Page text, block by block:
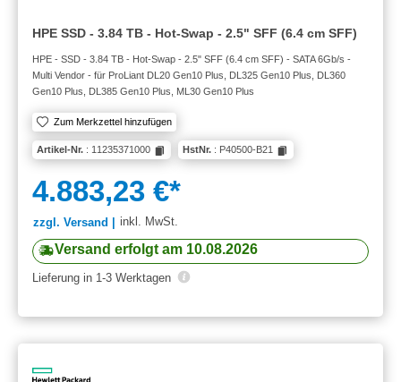
HPE SSD - 3.84 TB - Hot-Swap - 2.5" SFF (6.4 cm SFF)
HPE - SSD - 3.84 TB - Hot-Swap - 2.5" SFF (6.4 cm SFF) - SATA 6Gb/s -
Multi Vendor - für ProLiant DL20 Gen10 Plus, DL325 Gen10 Plus, DL360
Gen10 Plus, DL385 Gen10 Plus, ML30 Gen10 Plus
Zum Merkzettel hinzufügen
Artikel-Nr. : 11235371000 HstNr. : P40500-B21
4.883,23 €*
zzgl. Versand | inkl. MwSt.
Versand erfolgt am 10.08.2026
Lieferung in 1-3 Werktagen